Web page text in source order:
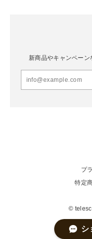
新商品やキャンペーン
プ
特定
©
シ